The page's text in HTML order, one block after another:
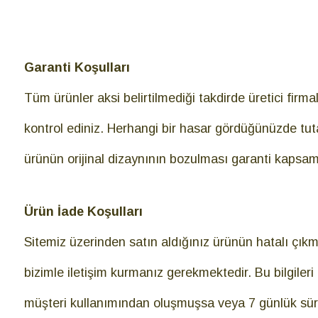
Garanti Koşulları
Tüm ürünler aksi belirtilmediği takdirde üretici
kontrol ediniz. Herhangi bir hasar gördüğünüzde
ürünün orijinal dizaynının bozulması garanti
Ürün İade Koşulları
Sitemiz üzerinden satın aldığınız ürünün hatalı
bizimle iletişim kurmanız gerekmektedir. Bu
müşteri kullanımından oluşmuşsa veya 7 günlük